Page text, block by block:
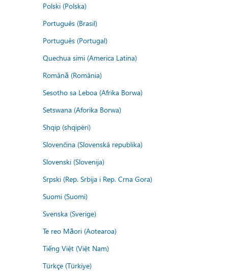
Polski (Polska)
Português (Brasil)
Português (Portugal)
Quechua simi (America Latina)
Română (România)
Sesotho sa Leboa (Afrika Borwa)
Setswana (Aforika Borwa)
Shqip (shqipëri)
Slovenčina (Slovenská republika)
Slovenski (Slovenija)
Srpski (Rep. Srbija i Rep. Crna Gora)
Suomi (Suomi)
Svenska (Sverige)
Te reo Māori (Aotearoa)
Tiếng Việt (Việt Nam)
Türkçe (Türkiye)